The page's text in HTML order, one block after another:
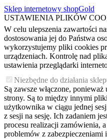
Sklep internetowy shopGold
USTAWIENIA PLIKÓW
W celu ulepszenia zawartości
dostosowania jej do Państwa
wykorzystujemy pliki cookies
urządzeniach. Kontrolę nad
ustawienia przeglądarki
Niezbędne do działania
Są zawsze włączone,
strony. Są to między innymi
użytkownika w ciągu jednej
z sesji na sesję. Ich zadaniem
procesu realizacji zamówienia,
problemów z zabezpieczeniami